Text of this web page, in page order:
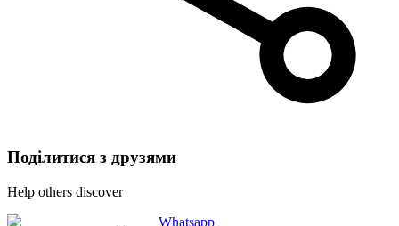
Поділитися з друзями
Help others discover
Whatsapp